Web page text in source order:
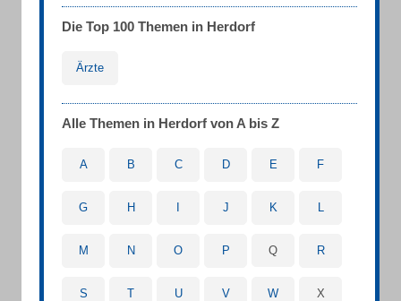
Die Top 100 Themen in Herdorf
Ärzte
Alle Themen in Herdorf von A bis Z
A B C D E F
G H J K L
M N O P Q R
S T U V W X